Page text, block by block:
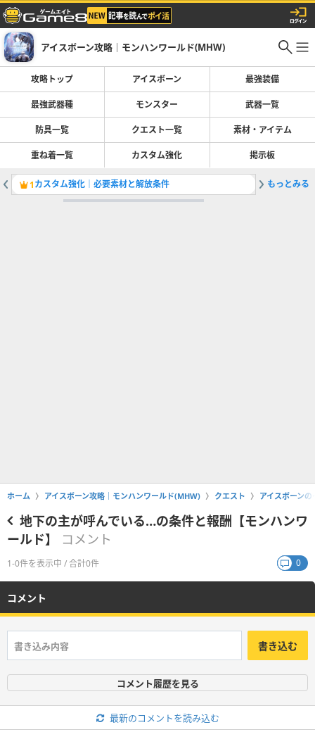
アイスボーン攻略｜モンハンワールド(MHW)
攻略トップ アイスボーン 最強装備
最強武器種 モンスター 武器一覧
防具一覧 クエスト一覧 素材・アイテム
重ね着一覧 カスタム強化 掲示板
1カスタム強化｜必要素材と解放条件 2全クエ
もっとみる
ホーム アイスボーン攻略｜モンハンワールド(MHW) クエスト アイスボーン
地下の主が呼んでいる…の条件と報酬【モンハンワ
ールド】
コメント
1-0件を表示中 / 合計0件 0
コメント
書き込む
コメント履歴を見る
最新のコメントを読み込む